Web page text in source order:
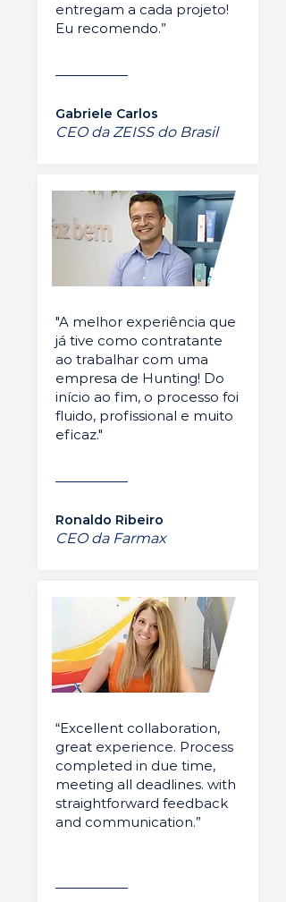
entregam a cada projeto!
Eu recomendo.”
Gabriele Carlos
CEO da ZEISS do Brasil
"A melhor experiência que
já tive como contratante
ao trabalhar com uma
empresa de Hunting! Do
início ao fim, o processo foi
fluido, profissional e muito
eficaz."
Ronaldo Ribeiro
CEO da Farmax
“Excellent collaboration,
great experience. Process
completed in due time,
meeting all deadlines. with
straightforward feedback
and communication.”